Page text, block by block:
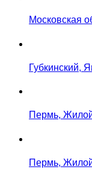
Московская
Губкинский,
Пермь,
Пермь,